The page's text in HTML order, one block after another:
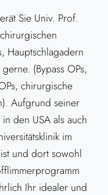
Sie Univ. Prof.
Hauptschlagadern
(Bypass OPs,
chirurgische
Aufgrund seiner
den USA als auch
im
und dort sowohl
Ihr idealer und